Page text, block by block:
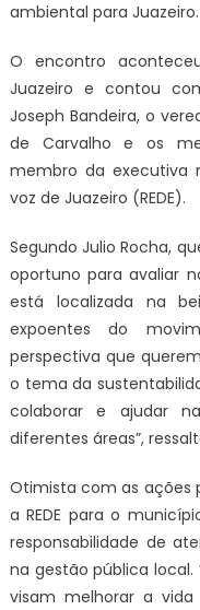
ambiental para Juazeiro.
O encontro
Juazeiro e contou
Joseph Bandeira, o
de Carvalho e os
membro da executiva
voz de Juazeiro (REDE).
Segundo Julio Rocha,
oportuno para avaliar
está localizada na
expoentes do
perspectiva que
o tema da
colaborar e ajudar
diferentes áreas”,
Otimista com as ações
a REDE para o
responsabilidade de
na gestão pública
visam melhorar a vida